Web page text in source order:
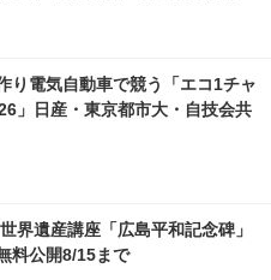
り電気自動車で競う「エコ1チャ
」日産・東京都市大・自技会共
界遺産講座「広島平和記念碑」
料公開8/15まで